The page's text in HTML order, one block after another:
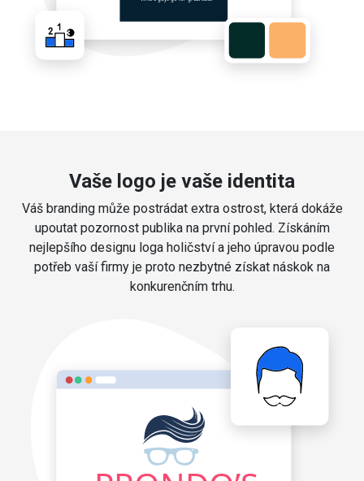
Vaše logo je vaše identita
Váš branding může postrádat extra ostrost, která dokáže
upoutat pozornost publika na první pohled. Získáním
nejlepšího designu loga holičství a jeho úpravou podle
potřeb vaší firmy je proto nezbytné získat náskok na
konkurenčním trhu.